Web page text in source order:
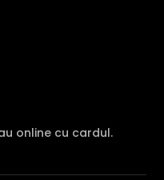
online cu cardul.